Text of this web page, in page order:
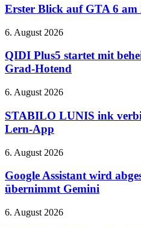
der
QuakeCon
verbessertes
auf
GTA
6
am
27.
August
–
Netflix
Erster Blick auf GTA 6 am
QIDI
startet
mit
beheiztem
und
Grad-
Hotend
6. August 2026
QIDI Plus5 startet mit
Grad-Hotend
STABILO
ink
verbindet
Vokabelheft
Lern-
6. August 2026
STABILO LUNIS ink
Lern-App
Google
wird
abgeschaltet:
Ab
übernimmt
6. August 2026
Google Assistant wird
übernimmt Gemini
Diablo
6. August 2026